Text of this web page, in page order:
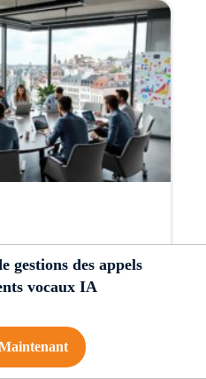
gestions des appels
vocaux IA
des leads en 2026